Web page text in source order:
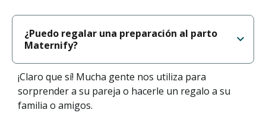
¿Puedo regalar una preparación al parto
Maternify?
¡Claro que sí! Mucha gente nos utiliza para
sorprender a su pareja o hacerle un regalo a su
familia o amigos.